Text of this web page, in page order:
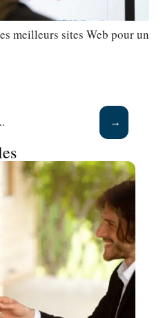
meilleurs sites Web pour un